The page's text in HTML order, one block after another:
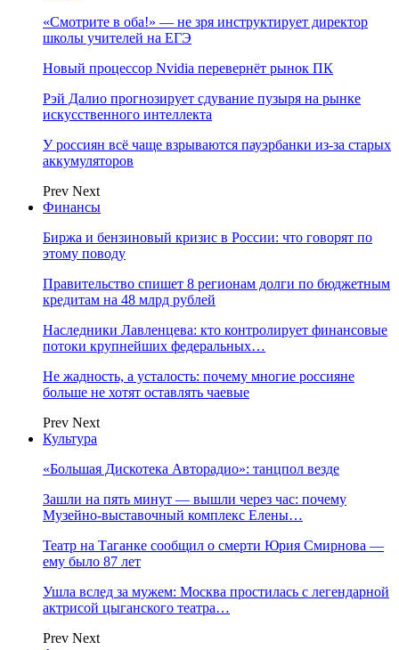
«Смотрите в оба!» — не зря инструктирует директор
школы учителей на ЕГЭ
Новый процессор Nvidia перевернёт рынок ПК
Рэй Далио прогнозирует сдувание пузыря на рынке
искусственного интеллекта
У россиян всё чаще взрываются пауэрбанки из-за старых
аккумуляторов
Prev Next
Финансы
Биржа и бензиновый кризис в России: что говорят по
этому поводу
Правительство спишет 8 регионам долги по бюджетным
кредитам на 48 млрд рублей
Наследники Лавленцева: кто контролирует финансовые
потоки крупнейших федеральных…
Не жадность, а усталость: почему многие россияне
больше не хотят оставлять чаевые
Prev Next
Культура
«Большая Дискотека Авторадио»: танцпол везде
Зашли на пять минут — вышли через час: почему
Музейно-выставочный комплекс Елены…
Театр на Таганке сообщил о смерти Юрия Смирнова —
ему было 87 лет
Ушла вслед за мужем: Москва простилась с легендарной
актрисой цыганского театра…
Prev Next